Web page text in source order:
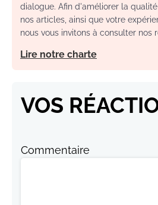
dialogue. Afin d'améliorer la
nos articles, ainsi que votre
nous vous invitons à consulter nos
Lire notre charte
VOS
Commentaire